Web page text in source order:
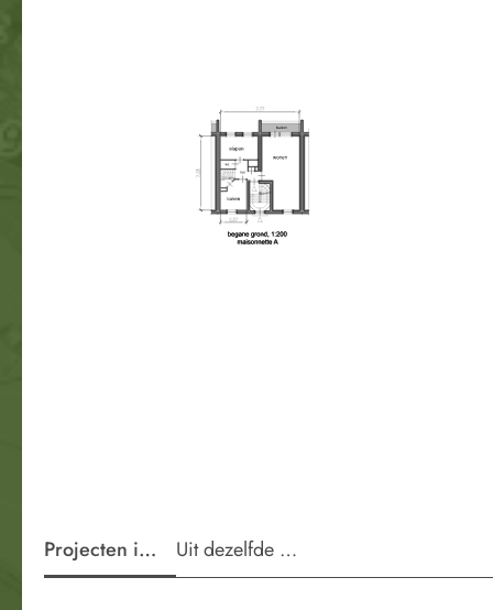
Projecten in de wijkUit dezelfde periode